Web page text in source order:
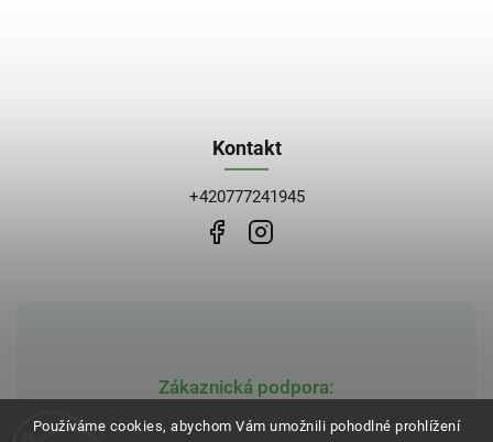
Používáme cookies, abychom Vám umožnili pohodlné prohlížení
Zákaznická podpora:
obchod@bblekarna.cz
Kontakt
+420777241945